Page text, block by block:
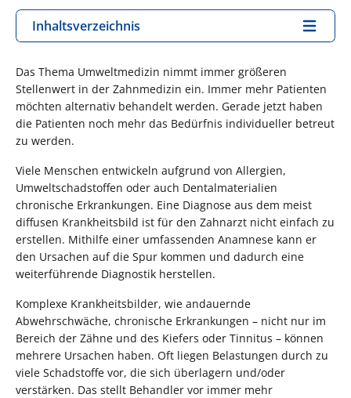
Inhaltsverzeichnis
Das Thema Umweltmedizin nimmt immer größeren
Stellenwert in der Zahnmedizin ein. Immer mehr Patienten
möchten alternativ behandelt werden. Gerade jetzt haben
die Patienten noch mehr das Bedürfnis individueller betreut
zu werden.
Viele Menschen entwickeln aufgrund von Allergien,
Umweltschadstoffen oder auch Dentalmaterialien
chronische Erkrankungen. Eine Diagnose aus dem meist
diffusen Krankheitsbild ist für den Zahnarzt nicht einfach zu
erstellen. Mithilfe einer umfassenden Anamnese kann er
den Ursachen auf die Spur kommen und dadurch eine
weiterführende Diagnostik herstellen.
Komplexe Krankheitsbilder, wie andauernde
Abwehrschwäche, chronische Erkrankungen – nicht nur im
Bereich der Zähne und des Kiefers oder Tinnitus – können
mehrere Ursachen haben. Oft liegen Belastungen durch zu
viele Schadstoffe vor, die sich überlagern und/oder
verstärken. Das stellt Behandler vor immer mehr